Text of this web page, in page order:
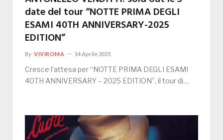
date del tour “NOTTE PRIMA DEGLI
ESAMI 40TH ANNIVERSARY-2025
EDITION”
By VIVIROMA 14 Aprile 2025
Cresce l’attesa per “NOTTE PRIMA DEGLI ESAMI
40TH ANNIVERSARY – 2025 EDITION”, il tour di…